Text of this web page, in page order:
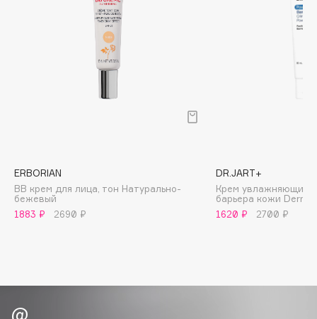
Boadicea The Victorious
Bvlgari
by TERRY
ERBORIAN
BB крем для лица, тон Натурально-
бежевый
1883 ₽
2690 ₽
DR.JART+
Крем увлажняющий
барьера кожи Derma
1620 ₽
2700 ₽